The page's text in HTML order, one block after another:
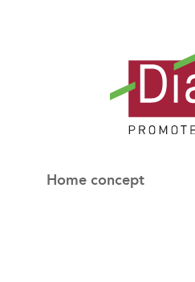
Promoteur
Home concept